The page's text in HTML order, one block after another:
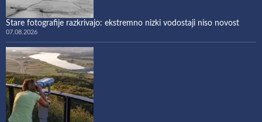
Stare fotografije razkrivajo: ekstremno nizki vodostaji niso novost
07.08.2026